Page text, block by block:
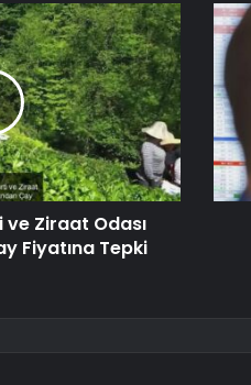
ve Ziraat Odası
Fiyatına Tepki